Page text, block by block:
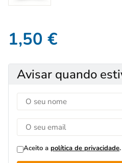
1,50 €
Avisar quando
Aceito a política de privacidade.